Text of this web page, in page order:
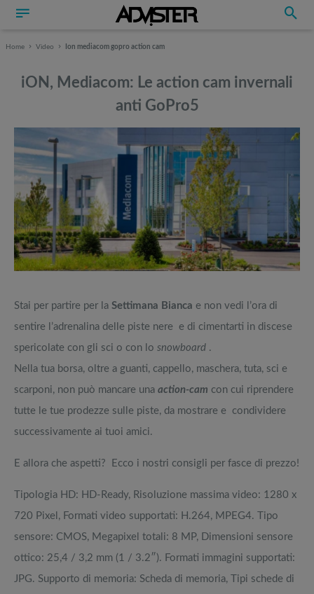
Home Video Ion mediacom gopro action cam
iON, Mediacom: Le action cam invernali
anti GoPro5
La top 5 delle fotocamere mirrorless: ecco i migliori modelli del
Full frame economica: i modelli top 5 del momento
Le migliori smart tv 60 pollici 4K raccolte nella top 5 aggiornata
Attrezzi sportivi a metà prezzo Black Friday: Tapis roulant, cyclette,
Migliori smart TV in offerta Black Friday: da NON PERDERE
Tavola SUP prezzo: i migliori Stand Up Paddle gonfiabili dell’anno
Stai per partire per la Settimana Bianca e non vedi l’ora di
sentire l’adrenalina delle piste nere e di cimentarti in discese
spericolate con gli sci o con lo snowboard .
Nella tua borsa, oltre a guanti, cappello, maschera, tuta, sci e
scarponi, non può mancare una action-cam con cui riprendere
tutte le tue prodezze sulle piste, da mostrare e condividere
successivamente ai tuoi amici.
E allora che aspetti? Ecco i nostri consigli per fasce di prezzo!
Tipologia HD: HD-Ready, Risoluzione massima video: 1280 x
720 Pixel, Formati video supportati: H.264, MPEG4. Tipo
sensore: CMOS, Megapixel totali: 8 MP, Dimensioni sensore
ottico: 25,4 / 3,2 mm (1 / 3.2″). Formati immagini supportati:
JPG. Supporto di memoria: Scheda di memoria, Tipi schede di